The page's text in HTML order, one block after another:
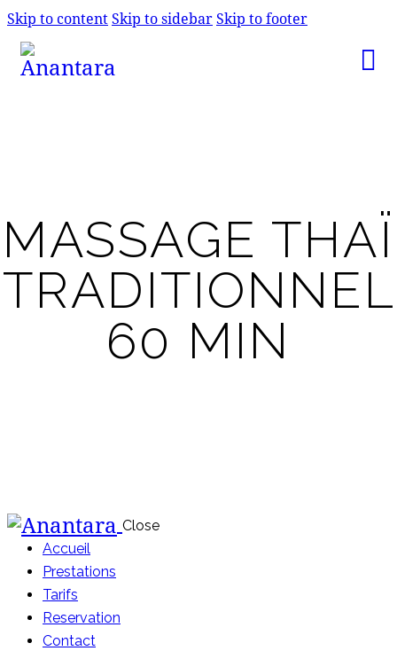
Skip to contentSkip to sidebarSkip to footer
MASSAGE THAÏ
TRADITIONNEL
60 MIN
Close
Accueil
Prestations
Tarifs
Reservation
Contact